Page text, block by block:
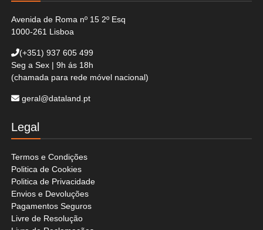
Avenida de Roma nº 15 2º Esq
1000-261 Lisboa
(+351) 937 605 499
Seg a Sex | 9h ás 18h
(chamada para rede móvel nacional)
geral@dataland.pt
Legal
Termos e Condições
Politica de Cookies
Politica de Privacidade
Envios e Devoluções
Pagamentos Seguros
Livre de Resolução